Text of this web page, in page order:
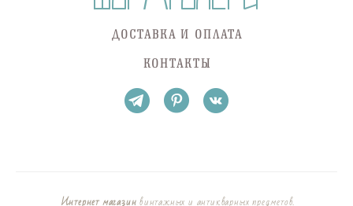
ДОСТАВКА И ОПЛАТА
КОНТАКТЫ
Интернет магазинвинтажных и антикварных предметов.